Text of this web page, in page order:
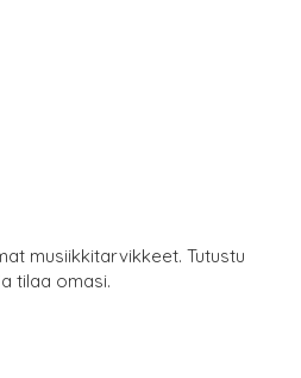
musiikkitarvikkeet. Tutustu
tilaa omasi.